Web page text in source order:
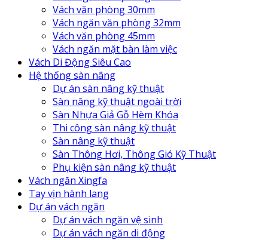
Vách văn phòng 30mm
Vách ngăn văn phòng 32mm
Vách văn phòng 45mm
Vách ngăn mặt bàn làm việc
Vách Di Động Siêu Cao
Hệ thống sàn nâng
Dự án sàn nâng kỹ thuật
Sàn nâng kỹ thuật ngoài trời
Sàn Nhựa Giả Gỗ Hèm Khóa
Thi công sàn nâng kỹ thuật
Sàn nâng kỹ thuật
Sàn Thông Hơi, Thông Gió Kỹ Thuật
Phụ kiện sàn nâng kỹ thuật
Vách ngăn Xingfa
Tay vịn hành lang
Dự án vách ngăn
Dự án vách ngăn vệ sinh
Dự án vách ngăn di động